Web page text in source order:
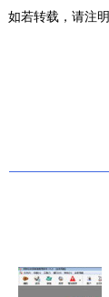
如若转载，请注